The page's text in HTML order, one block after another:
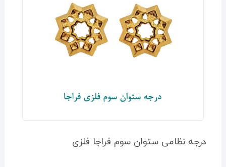
درجه نظامی ستوان سوم فراجا فلزی